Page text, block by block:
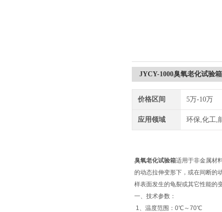
JYCY-1000臭氧老化试验箱
价格区间 5万-10万
应用领域 环保,化工,
臭氧老化试验箱适用于非金属材
的动态拉伸变形下，或在间断的
样表面发生的龟裂或其它性能的
一、 技术参数：
1、温度范围：0℃～70℃